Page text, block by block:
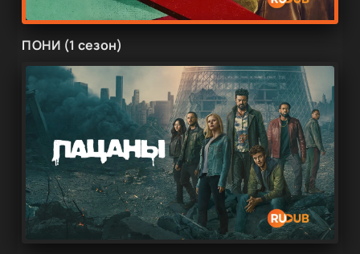
ПОНИ (1 сезон)